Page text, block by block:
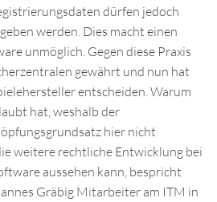
dürfen jedoch
werden. Dies macht einen
unmöglich. Gegen diese Praxis
gewährt und nun hat
entscheiden. Warum
hat, weshalb der
hier nicht
weitere rechtliche Entwicklung bei
aussehen kann, bespricht
Gräbig Mitarbeiter am ITM in